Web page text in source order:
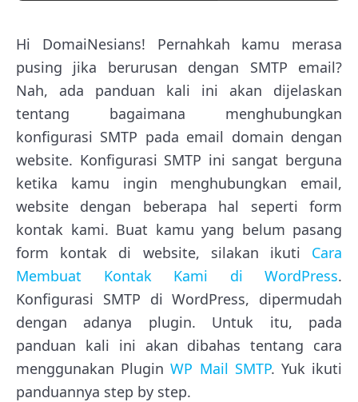
Hi DomaiNesians! Pernahkah kamu merasa
pusing jika berurusan dengan SMTP email?
Nah, ada panduan kali ini akan dijelaskan
tentang bagaimana menghubungkan
konfigurasi SMTP pada email domain dengan
website. Konfigurasi SMTP ini sangat berguna
ketika kamu ingin menghubungkan email,
website dengan beberapa hal seperti form
kontak kami. Buat kamu yang belum pasang
form kontak di website, silakan ikuti Cara
Membuat Kontak Kami di WordPress.
Konfigurasi SMTP di WordPress, dipermudah
dengan adanya plugin. Untuk itu, pada
panduan kali ini akan dibahas tentang cara
menggunakan PluginWP Mail SMTP. Yuk ikuti
panduannya step by step.